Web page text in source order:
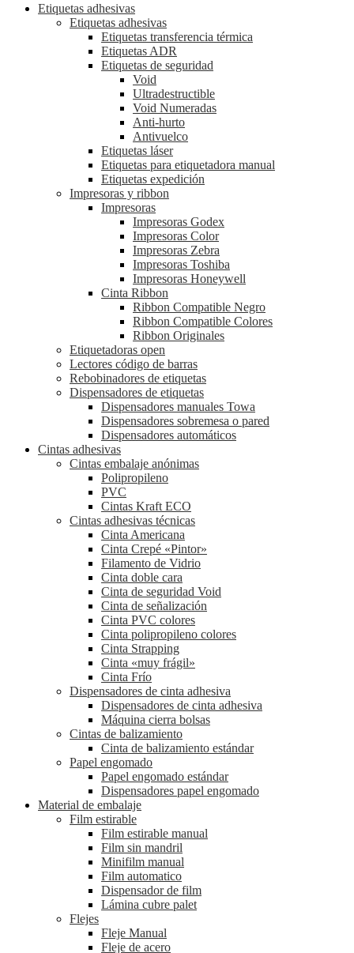
Etiquetas adhesivas
Etiquetas adhesivas
Etiquetas transferencia térmica
Etiquetas ADR
Etiquetas de seguridad
Void
Ultradestructible
Void Numeradas
Anti-hurto
Antivuelco
Etiquetas láser
Etiquetas para etiquetadora manual
Etiquetas expedición
Impresoras y ribbon
Impresoras
Impresoras Godex
Impresoras Color
Impresoras Zebra
Impresoras Toshiba
Impresoras Honeywell
Cinta Ribbon
Ribbon Compatible Negro
Ribbon Compatible Colores
Ribbon Originales
Etiquetadoras open
Lectores código de barras
Rebobinadores de etiquetas
Dispensadores de etiquetas
Dispensadores manuales Towa
Dispensadores sobremesa o pared
Dispensadores automáticos
Cintas adhesivas
Cintas embalaje anónimas
Polipropileno
PVC
Cintas Kraft ECO
Cintas adhesivas técnicas
Cinta Americana
Cinta Crepé «Pintor»
Filamento de Vidrio
Cinta doble cara
Cinta de seguridad Void
Cinta de señalización
Cinta PVC colores
Cinta polipropileno colores
Cinta Strapping
Cinta «muy frágil»
Cinta Frío
Dispensadores de cinta adhesiva
Dispensadores de cinta adhesiva
Máquina cierra bolsas
Cintas de balizamiento
Cinta de balizamiento estándar
Papel engomado
Papel engomado estándar
Dispensadores papel engomado
Material de embalaje
Film estirable
Film estirable manual
Film sin mandril
Minifilm manual
Film automatico
Dispensador de film
Lámina cubre palet
Flejes
Fleje Manual
Fleje de acero